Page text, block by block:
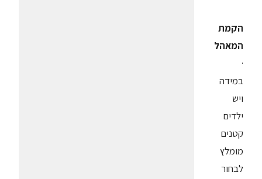
הקמת
המאהל
·
במידה
ויש
ילדים
קטנים
מומלץ
לבחור